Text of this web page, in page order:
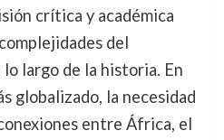
crítica y académica
del
largo de la historia. En
globalizado, la necesidad
entre África, el